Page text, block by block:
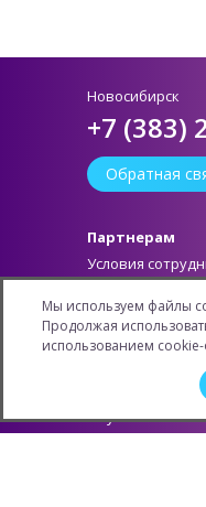
Новосибирск
+7 (383)
Обратная
Партнерам
Условия
Как стать
Личный кабинет
Информация
Обучение
Конкурсы и
Мы используем файлы
Продолжая
использованием